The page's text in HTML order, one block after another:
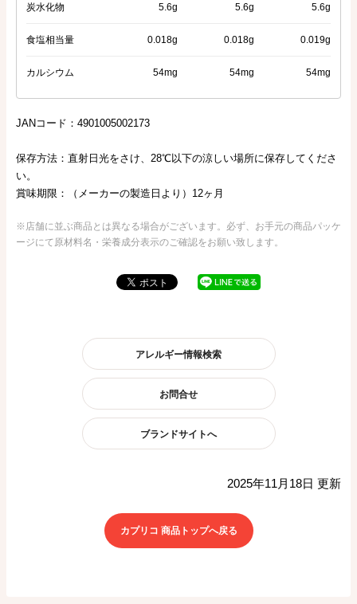
炭水化物 5.6g 5.6g 5.6g
食塩相当量 0.018g 0.018g 0.019g
カルシウム 54mg 54mg 54mg
JANコード：4901005002173
保存方法：直射日光をさけ、28℃以下の涼しい場所に保存してくださ
い。
賞味期限：（メーカーの製造日より）12ヶ月
※店舗に並ぶ商品とは異なる場合がございます。必ず、お手元の商品パッケ
ージにて原材料名・栄養成分表示のご確認をお願い致します。
アレルギー情報検索
お問合せ
ブランドサイトへ
2025年11月18日 更新
カプリコ 商品トップへ戻る